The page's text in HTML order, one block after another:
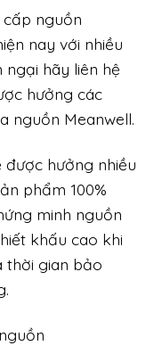
nguồn
nay với nhiều
hãy liên hệ
hưởng các
nguồn Meanwell.
được hưởng nhiều
phẩm 100%
minh nguồn
khấu cao khi
thời gian bảo